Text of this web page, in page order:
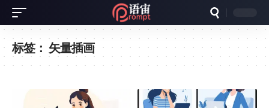
标签： 矢量插画